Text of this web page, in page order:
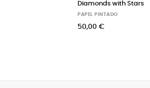
Diamonds with Stars